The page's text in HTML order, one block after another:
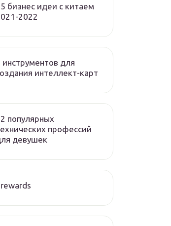
бизнес идеи с китаем
2022
инструментов для
интеллект-карт
популярных
профессий
девушек